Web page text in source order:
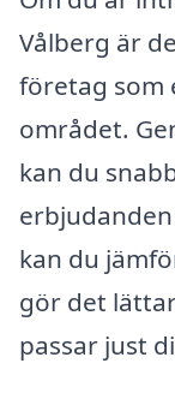
Vålberg är
företag som
området.
kan du
kan du
gör det
passar just